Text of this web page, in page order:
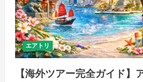
エアトリ
【海外ツアー完全ガイド】